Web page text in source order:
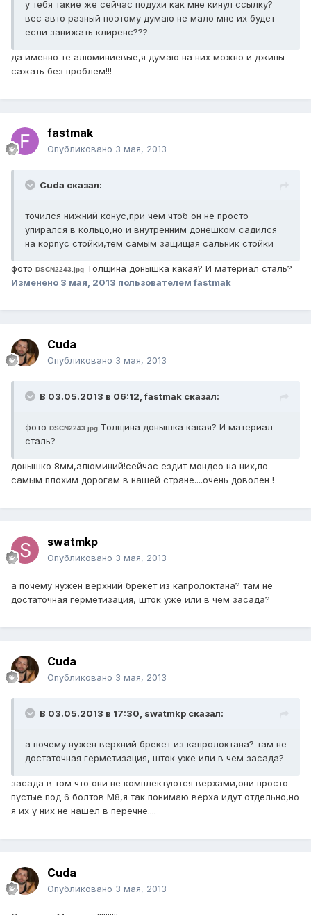
у тебя такие же сейчас подухи как мне кинул ссылку?
вес авто разный поэтому думаю не мало мне их будет
если занижать клиренс???
да именно те алюминиевые,я думаю на них можно и джипы
сажать без проблем!!!
fastmak
Опубликовано 3 мая, 2013
Cuda сказал:
точился нижний конус,при чем чтоб он не просто
упирался в кольцо,но и внутренним донешком садился
на корпус стойки,тем самым защищая сальник стойки
фото DSCN2243.jpg Толщина донышка какая? И материал сталь?
Изменено 3 мая, 2013 пользователем fastmak
Cuda
Опубликовано 3 мая, 2013
В 03.05.2013 в 06:12, fastmak сказал:
фото DSCN2243.jpg Толщина донышка какая? И материал
сталь?
донышко 8мм,алюминий!сейчас ездит мондео на них,по
самым плохим дорогам в нашей стране....очень доволен !
swatmkp
Опубликовано 3 мая, 2013
а почему нужен верхний брекет из капролоктана? там не
достаточная герметизация, шток уже или в чем засада?
Cuda
Опубликовано 3 мая, 2013
В 03.05.2013 в 17:30, swatmkp сказал:
а почему нужен верхний брекет из капролоктана? там не
достаточная герметизация, шток уже или в чем засада?
засада в том что они не комплектуются верхами,они просто
пустые под 6 болтов М8,я так понимаю верха идут отдельно,но
я их у них не нашел в перечне....
Cuda
Опубликовано 3 мая, 2013